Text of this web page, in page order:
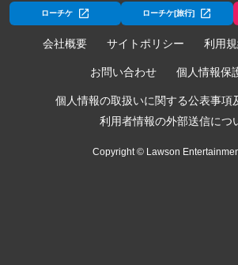
ローチケ ローチケ[旅行]
会社概要 サイトポリシー 利用
お問い合わせ 個人情報保
個人情報の取扱いに関する公表事項
利用者情報の外部送信につ
Copyright © Lawson